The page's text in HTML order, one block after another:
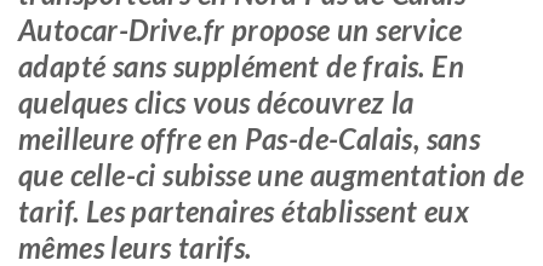
Autocar-Drive.fr propose un service
adapté sans supplément de frais. En
quelques clics vous découvrez la
meilleure offre en Pas-de-Calais, sans
que celle-ci subisse une augmentation de
tarif. Les partenaires établissent eux
mêmes leurs tarifs.